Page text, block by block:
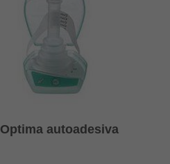
Optima autoadesiva